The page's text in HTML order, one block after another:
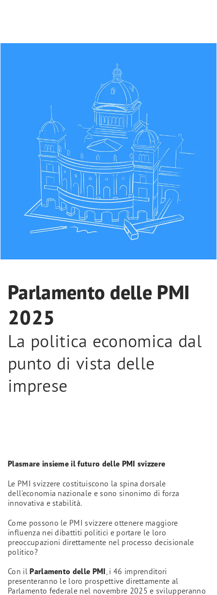
Parlamento delle PMI
2025
La politica economica dal
punto di vista delle
imprese
Plasmare insieme il futuro delle PMI svizzere
Le PMI svizzere costituiscono la spina dorsale
dell'economia nazionale e sono sinonimo di forza
innovativa e stabilità.
Come possono le PMI svizzere ottenere maggiore
influenza nei dibattiti politici e portare le loro
preoccupazioni direttamente nel processo decisionale
politico?
Con ilParlamento delle PMI, i 46 imprenditori
presenteranno le loro prospettive direttamente al
Parlamento federale nel novembre 2025 e svilupperanno